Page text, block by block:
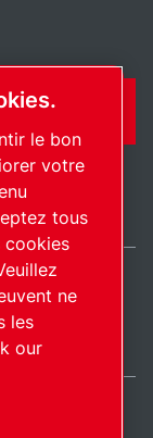
le bon
votre
tous
cookies
ne
les
our